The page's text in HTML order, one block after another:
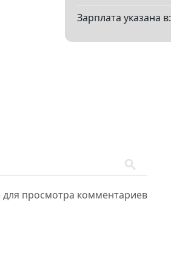
Зарплата указана в:
просмотра комментариев